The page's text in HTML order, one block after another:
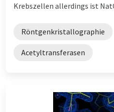
Krebszellen allerdings ist
Röntgenkristallographie
Acetyltransferasen